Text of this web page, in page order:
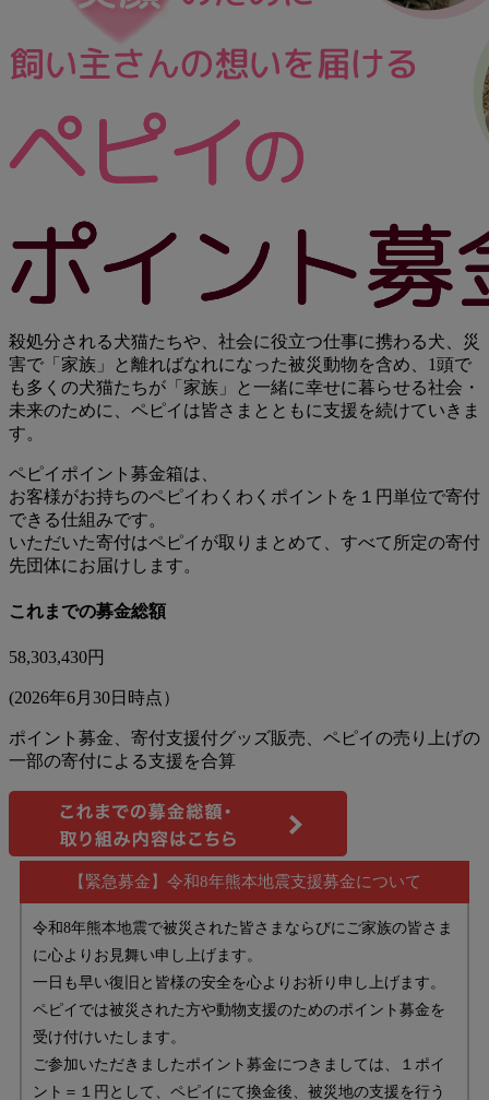
殺処分される犬猫たちや、社会に役立つ仕事に携わる犬、災
害で「家族」と離ればなれになった被災動物を含め、1頭で
も多くの犬猫たちが「家族」と一緒に幸せに暮らせる社会・
未来のために、ペピイは皆さまとともに支援を続けていきま
す。
ペピイポイント募金箱は、
お客様がお持ちのペピイわくわくポイントを１円単位で寄付
できる仕組みです。
いただいた寄付はペピイが取りまとめて、すべて所定の寄付
先団体にお届けします。
これまでの募金総額
58,303,430円
(2026年6月30日時点）
ポイント募金、寄付支援付グッズ販売、ペピイの売り上げの
一部の寄付による支援を合算
【緊急募金】令和8年熊本地震支援募金について
令和8年熊本地震で被災された皆さまならびにご家族の皆さま
に心よりお見舞い申し上げます。
一日も早い復旧と皆様の安全を心よりお祈り申し上げます。
ペピイでは被災された方や動物支援のためのポイント募金を
受け付けいたします。
ご参加いただきましたポイント募金につきましては、１ポイ
ント＝１円として、ペピイにて換金後、被災地の支援を行う